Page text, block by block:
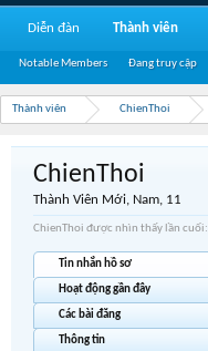
Thành viên ChienThoi
ChienThoi
Thành Viên Mới, Nam, 11
ChienThoi được nhìn thấy lần cuối:
Tin nhắn hồ sơ
Hoạt động gần đây
Các bài đăng
Thông tin
Diễn đàn Thành viên
Notable Members Đang truy cập